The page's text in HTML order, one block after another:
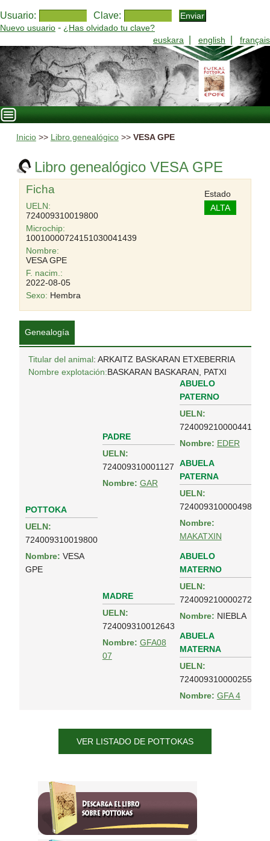
Usuario: Clave:
Nuevo usuario - ¿Has olvidado tu clave?
euskara
english français
Inicio>> Libro genealógico>> VESA GPE
Libro genealógico VESA GPE
Ficha
UELN:
724009310019800
Microchip:
10010000724151030041439
Nombre:
VESA GPE
F. nacim.:
2022-08-05
Sexo: Hembra
Estado
ALTA
Genealogía
Titular del animal: ARKAITZ BASKARAN ETXEBERRIA
Nombre explotación:BASKARAN BASKARAN, PATXI
POTTOKA
UELN:
724009310019800
Nombre: VESA
GPE
PADRE
UELN:
724009310001127
Nombre: GAR
ABUELO
PATERNO
UELN:
724009210000441
Nombre: EDER
ABUELA
PATERNA
UELN:
724009310000498
Nombre:
MAKATXIN
MADRE
UELN:
724009310012643
Nombre: GFA08
07
ABUELO
MATERNO
UELN:
724009210000272
Nombre: NIEBLA
ABUELA
MATERNA
UELN:
724009310000255
Nombre: GFA 4
VER LISTADO DE POTTOKAS